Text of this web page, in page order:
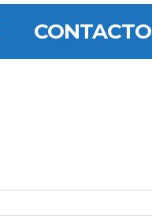
CONTACTO